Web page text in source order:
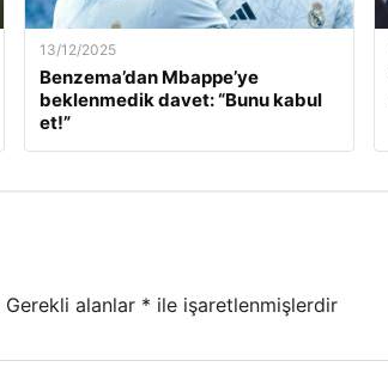
13/12/2025
Benzema’dan Mbappe’ye
beklenmedik davet: “Bunu kabul
et!”
Gerekli alanlar * ile işaretlenmişlerdir